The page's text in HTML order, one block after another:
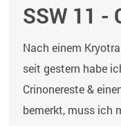
SSW 11 -
Nach einem
seit gestern habe
Crinonereste &
bemerkt, muss ich